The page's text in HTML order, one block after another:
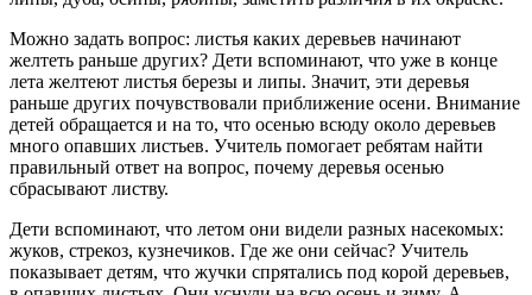
Можно задать вопрос: листья каких деревьев начинают
желтеть раньше других? Дети вспоминают, что уже в конце
лета желтеют листья березы и липы. Значит, эти деревья
раньше других почувствовали приближение осени. Внимание
детей обращается и на то, что осенью всюду около деревьев
много опавших листьев. Учитель помогает ребятам найти
правильный ответ на вопрос, почему деревья осенью
сбрасывают листву.
Дети вспоминают, что летом они видели разных насекомых:
жуков, стрекоз, кузнечиков. Где же они сейчас? Учитель
показывает детям, что жучки спрятались под корой деревьев,